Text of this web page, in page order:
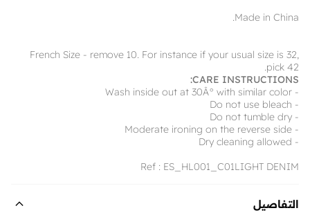
Made in China.
French Size - remove 10. For instance if your usual size is 32,
pick 42.
CARE INSTRUCTIONS:
- Wash inside out at 30Â° with similar color
- Do not use bleach
- Do not tumble dry
- Moderate ironing on the reverse side
- Dry cleaning allowed
Ref : ES_HL001_C01LIGHT DENIM
التفاصيل